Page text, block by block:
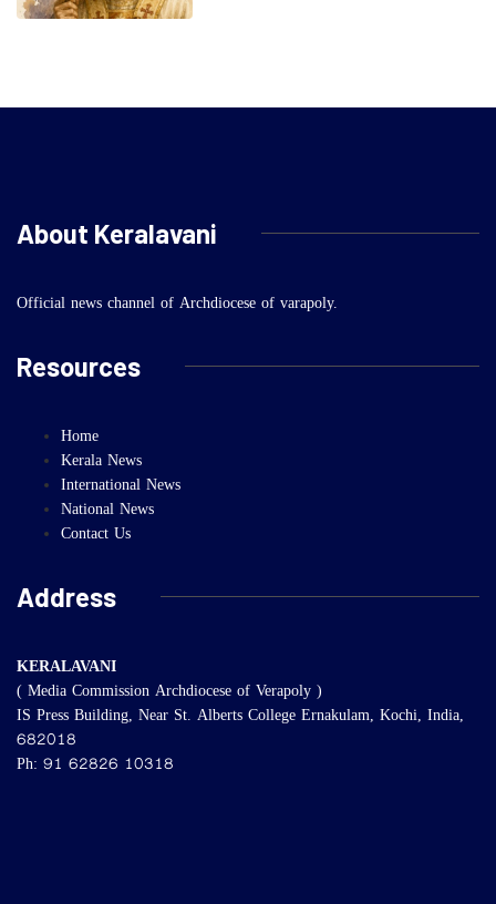
About Keralavani
Official news channel of Archdiocese of varapoly.
Resources
Home
Kerala News
International News
National News
Contact Us
Address
KERALAVANI
( Media Commission Archdiocese of Verapoly )
IS Press Building, Near St. Alberts College Ernakulam, Kochi, India,
682018
Ph: 91 62826 10318